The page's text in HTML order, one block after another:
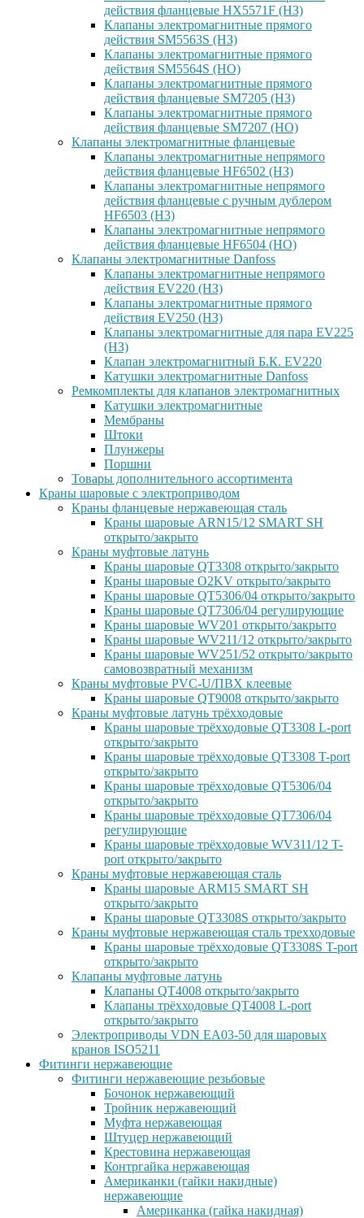
действия фланцевые HX5571F (НЗ)
Клапаны электромагнитные прямого
действия SM5563S (НЗ)
Клапаны электромагнитные прямого
действия SM5564S (НО)
Клапаны электромагнитные прямого
действия фланцевые SM7205 (НЗ)
Клапаны электромагнитные прямого
действия фланцевые SM7207 (НО)
Клапаны электромагнитные фланцевые
Клапаны электромагнитные непрямого
действия фланцевые HF6502 (НЗ)
Клапаны электромагнитные непрямого
действия фланцевые с ручным дублером
HF6503 (Н3)
Клапаны электромагнитные непрямого
действия фланцевые HF6504 (НО)
Клапаны электромагнитные Danfoss
Клапаны электромагнитные непрямого
действия EV220 (НЗ)
Клапаны электромагнитные прямого
действия EV250 (НЗ)
Клапаны электромагнитные для пара EV225
(НЗ)
Клапан электромагнитный Б.К. EV220
Катушки электромагнитные Danfoss
Ремкомплекты для клапанов электромагнитных
Катушки электромагнитные
Мембраны
Штоки
Плунжеры
Поршни
Товары дополнительного ассортимента
Краны шаровые с электроприводом
Краны фланцевые нержавеющая сталь
Краны шаровые ARN15/12 SMART SH
открыто/закрыто
Краны муфтовые латунь
Краны шаровые QT3308 открыто/закрыто
Краны шаровые O2KV открыто/закрыто
Краны шаровые QT5306/04 открыто/закрыто
Краны шаровые QT7306/04 регулирующие
Краны шаровые WV201 открыто/закрыто
Краны шаровые WV211/12 открыто/закрыто
Краны шаровые WV251/52 открыто/закрыто
самовозвратный механизм
Краны муфтовые PVC-U/ПВХ клеевые
Краны шаровые QT9008 открыто/закрыто
Краны муфтовые латунь трёхходовые
Краны шаровые трёхходовые QT3308 L-port
открыто/закрыто
Краны шаровые трёхходовые QT3308 T-port
открыто/закрыто
Краны шаровые трёхходовые QT5306/04
открыто/закрыто
Краны шаровые трёхходовые QT7306/04
регулирующие
Краны шаровые трёхходовые WV311/12 T-
port открыто/закрыто
Краны муфтовые нержавеющая сталь
Краны шаровые ARM15 SMART SH
открыто/закрыто
Краны шаровые QT3308S открыто/закрыто
Краны муфтовые нержавеющая сталь трехходовые
Краны шаровые трёхходовые QT3308S T-port
открыто/закрыто
Клапаны муфтовые латунь
Клапаны QT4008 открыто/закрыто
Клапаны трёхходовые QT4008 L-port
открыто/закрыто
Электроприводы VDN EA03-50 для шаровых
кранов ISO5211
Фитинги нержавеющие
Фитинги нержавеющие резьбовые
Бочонок нержавеющий
Тройник нержавеющий
Муфта нержавеющая
Штуцер нержавеющий
Крестовина нержавеющая
Контргайка нержавеющая
Американки (гайки накидные)
нержавеющие
Американка (гайка накидная)